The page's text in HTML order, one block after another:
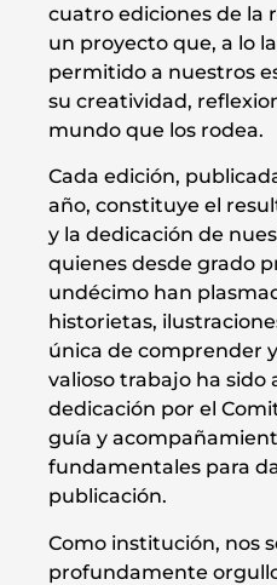
cuatro ediciones de la
un proyecto que, a lo
permitido a nuestros
su creatividad,
mundo que los rodea.
Cada edición,
año, constituye el
y la dedicación de
quienes desde grado
undécimo han
historietas,
única de comprender
valioso trabajo ha sido
dedicación por el
guía y
fundamentales para
publicación.
Como institución, nos
profundamente